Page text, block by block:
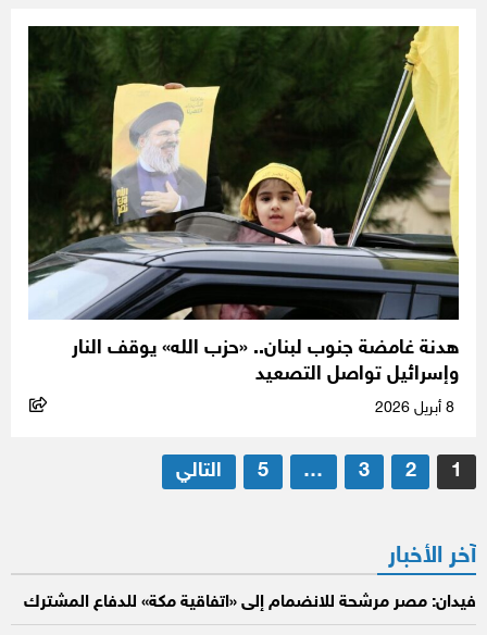
هدنة غامضة جنوب لبنان.. «حزب الله» يوقف النار
وإسرائيل تواصل التصعيد
تعدد
صفحات
1
2
3
…
5 التالي
آخر الأخبار
فيدان: مصر مرشحة للانضمام إلى «اتفاقية مكة» للدفاع المشترك